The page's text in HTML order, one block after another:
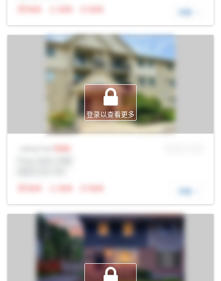
N/A
N/A N/A 详细
登录以查看更多
Sale
N/A
N/A N/A 详细